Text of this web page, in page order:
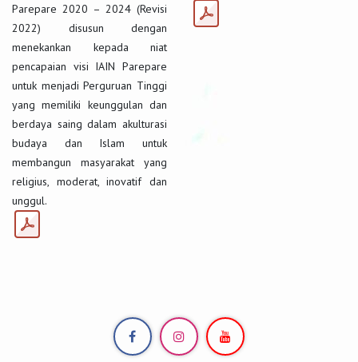
Parepare 2020 – 2024 (Revisi
2022) disusun dengan
menekankan kepada niat
pencapaian visi IAIN Parepare
untuk menjadi Perguruan Tinggi
yang memiliki keunggulan dan
berdaya saing dalam akulturasi
budaya dan Islam untuk
membangun masyarakat yang
religius, moderat, inovatif dan
unggul.